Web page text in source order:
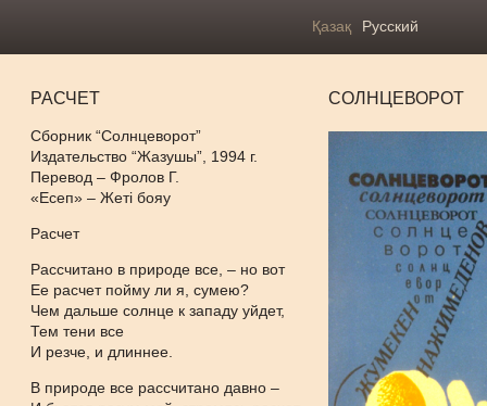
Қазақ Русский
РАСЧЕТ
Сборник “Солнцеворот”
Издательство “Жазушы”, 1994 г.
Перевод – Фролов Г.
«Есеп» – Жеті бояу
Расчет
Рассчитано в природе все, – но вот
Ее расчет пойму ли я, сумею?
Чем дальше солнце к западу уйдет,
Тем тени все
И резче, и длиннее.
В природе все рассчитано давно –
СОЛНЦЕВОРОТ